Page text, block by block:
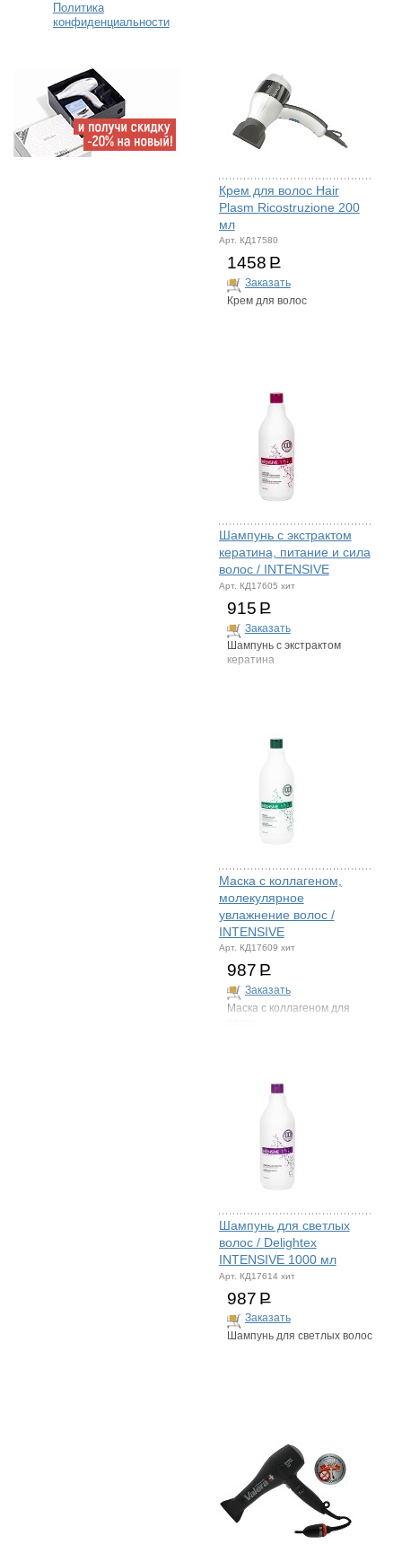
Политика
конфиденциальности
Крем для волос Hair
Plasm Ricostruzione 200
мл
Арт. КД17580
1458 Р
Заказать
Крем для волос
Шампунь с экстрактом
кератина, питание и сила
волос / INTENSIVE
Арт. КД17605 хит
915 Р
Заказать
Шампунь с экстрактом
кератина
Маска с коллагеном,
молекулярное
увлажнение волос /
INTENSIVE
Арт. КД17609 хит
987 Р
Заказать
Маска с коллагеном для
Шампунь для светлых
волос / Delightex
INTENSIVE 1000 мл
Арт. КД17614 хит
987 Р
Заказать
Шампунь для светлых волос